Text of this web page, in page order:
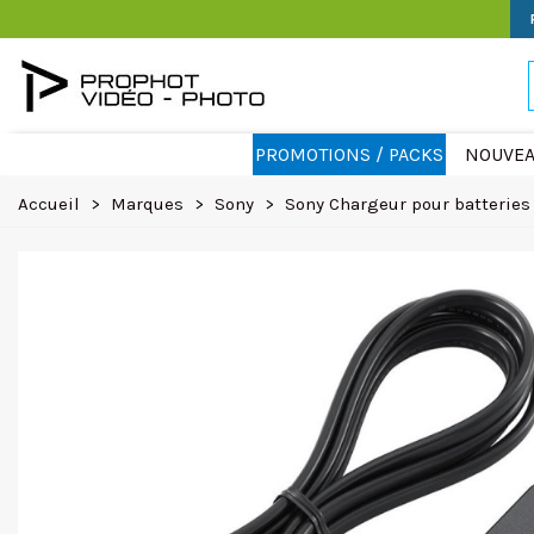
PROMOTIONS / PACKS
Accueil > Marques > Sony > Sony Chargeur pour batteries